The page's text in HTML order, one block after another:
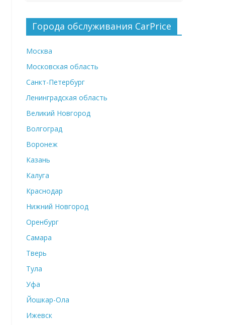
Города обслуживания CarPrice
Москва
Московская область
Санкт-Петербург
Ленинградская область
Великий Новгород
Волгоград
Воронеж
Казань
Калуга
Краснодар
Нижний Новгород
Оренбург
Самара
Тверь
Тула
Уфа
Йошкар-Ола
Ижевск